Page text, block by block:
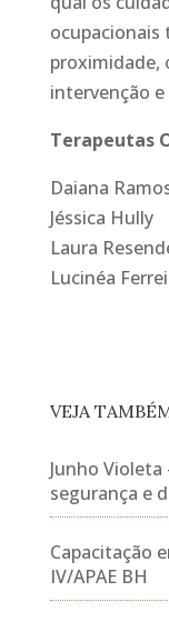
ocupacionais
proximidade,
intervenção
Terapeutas
Daiana
Jéssica Hully
Laura
Lucinéa
VEJA
Junho
segurança e
Capacitação
IV/APAE BH